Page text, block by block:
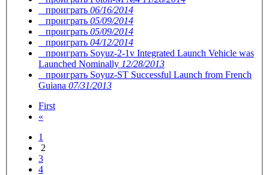
проиграть 06/16/2014
проиграть 05/09/2014
проиграть 05/09/2014
проиграть 04/12/2014
проиграть Soyuz-2-1v Integrated Launch Vehicle was
Launched Nominally 12/28/2013
проиграть Soyuz-ST Successful Launch from French
Guiana 07/31/2013
First
«
1
2
3
4